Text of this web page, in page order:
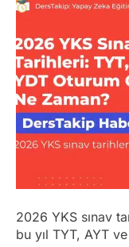
2026 YKS sınav
bu yıl TYT, AYT